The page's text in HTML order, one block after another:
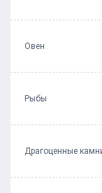
Овен
Рыбы
Драгоценные